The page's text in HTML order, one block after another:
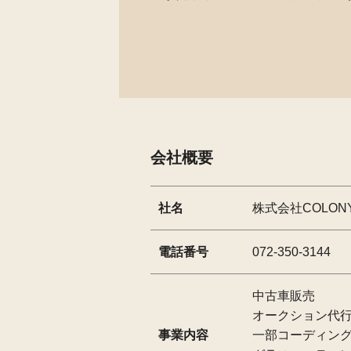
会社概要
社名 株式会社
電話番号 072-350-3144
事業内容
中古車販売
オークション代
一部コーディン